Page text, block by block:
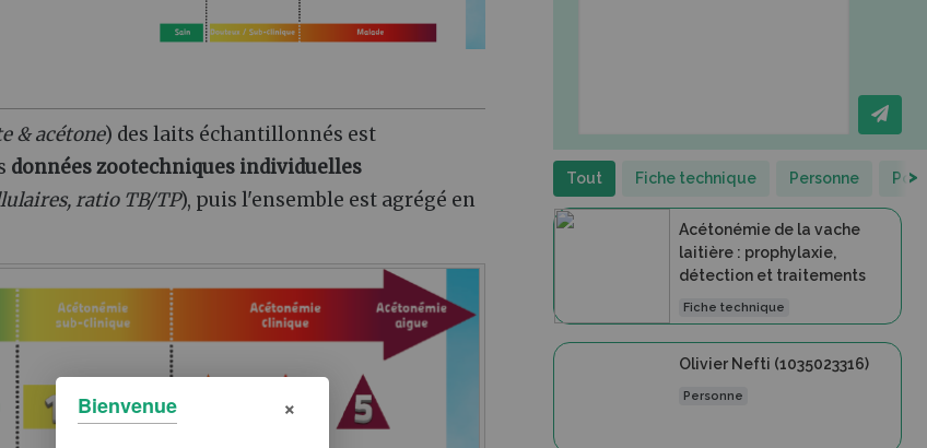
& acétone) des laits échantillonnés est
données zootechniques individuelles
ratio TB/TP), puis l'ensemble est agrégé en
Tout Fiche technique Personne >
Acétonémie de la vache
laitière : prophylaxie,
détection et traitements
Fiche technique
Olivier Nefti (1035023316)
Personne
Bienvenue ×